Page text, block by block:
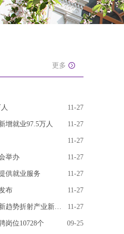
更多
11-27
增就业97.5万人 11-27
11-27
举办 11-27
供就业服务 11-27
布 11-27
年轻人悄然转向制造业：就业新趋势折射产业新动向 11-27
岗位10728个 09-25